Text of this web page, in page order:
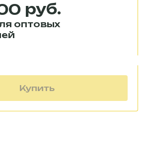
руб.
Купить